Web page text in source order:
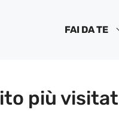
FAI DA TE
più